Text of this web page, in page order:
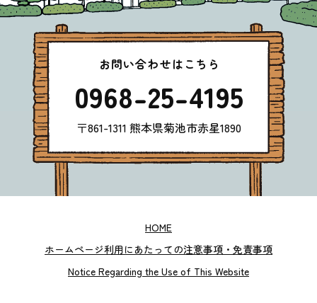
お問い合わせはこちら
0968-25-4195
〒861-1311 熊本県菊池市赤星1890
HOME
ホームページ利用にあたっての注意事項・免責事項
Notice Regarding the Use of This Website